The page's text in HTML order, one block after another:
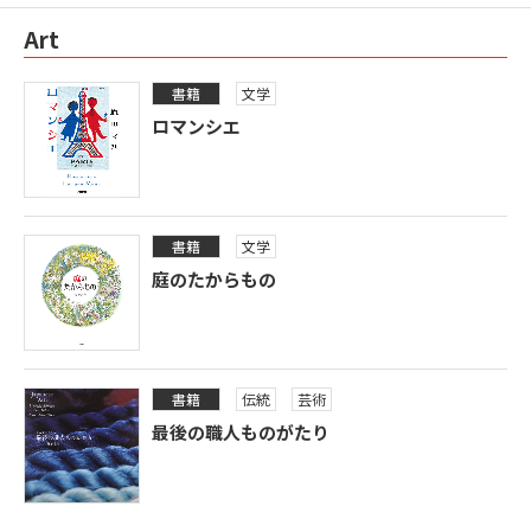
Art
書籍 文学
ロマンシエ
書籍 文学
庭のたからもの
書籍 伝統 芸術
最後の職人ものがたり